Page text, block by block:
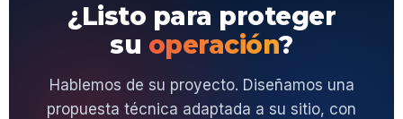
¿Listo para proteger
su operación?
Hablemos de su proyecto. Diseñamos una
propuesta técnica adaptada a su sitio, con